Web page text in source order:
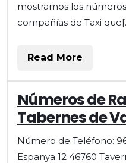
Ribarroja
del
mostramos los
compañías de Taxi
Read More
Números de
Tabernes de
Número de Teléfono:
Espanya 12 46760